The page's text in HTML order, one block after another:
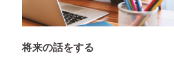
将来の話をする